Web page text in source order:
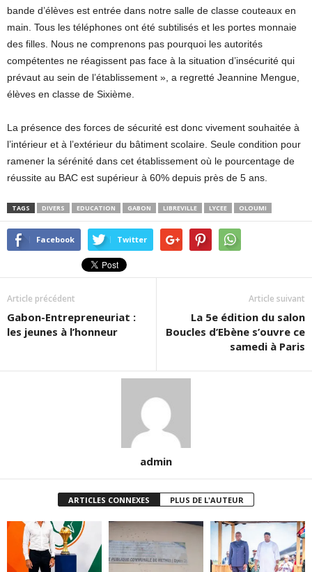
bande d’élèves est entrée dans notre salle de classe couteaux en
main. Tous les téléphones ont été subtilisés et les portes monnaie
des filles. Nous ne comprenons pas pourquoi les autorités
compétentes ne réagissent pas face à la situation d’insécurité qui
prévaut au sein de l’établissement », a regretté Jeannine Mengue,
élèves en classe de Sixième.
La présence des forces de sécurité est donc vivement souhaitée à
l’intérieur et à l’extérieur du bâtiment scolaire. Seule condition pour
ramener la sérénité dans cet établissement où le pourcentage de
réussite au BAC est supérieur à 60% depuis près de 5 ans.
TAGS DIVERS EDUCATION GABON LIBREVILLE LYCEE OLOUMI
Facebook Twitter
Article précédent
Gabon-Entrepreneuriat :
les jeunes à l’honneur
Article suivant
La 5e édition du salon
Boucles d’Ebène s’ouvre ce
samedi à Paris
admin
ARTICLES CONNEXES PLUS DE L'AUTEUR